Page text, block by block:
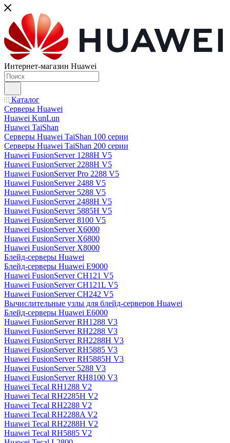
Интернет-магазин Huawei
Каталог
Серверы Huawei
Huawei KunLun
Huawei TaiShan
Серверы Huawei TaiShan 100 серии
Серверы Huawei TaiShan 200 серии
Huawei FusionServer 1288H V5
Huawei FusionServer 2288H V5
Huawei FusionServer Pro 2288 V5
Huawei FusionServer 2488 V5
Huawei FusionServer 5288 V5
Huawei FusionServer 2488H V5
Huawei FusionServer 5885H V5
Huawei FusionServer 8100 V5
Huawei FusionServer X6000
Huawei FusionServer X6800
Huawei FusionServer X8000
Блейд-серверы Huawei
Блейд-серверы Huawei E9000
Huawei FusionServer CH121 V5
Huawei FusionServer CH121L V5
Huawei FusionServer CH242 V5
Вычислительные узлы для блейд-серверов Huawei
Блейд-серверы Huawei E6000
Huawei FusionServer RH1288 V3
Huawei FusionServer RH2288 V3
Huawei FusionServer RH2288H V3
Huawei FusionServer RH5885 V3
Huawei FusionServer RH5885H V3
Huawei FusionServer 5288 V3
Huawei FusionServer RH8100 V3
Huawei Tecal RH1288 V2
Huawei Tecal RH2285H V2
Huawei Tecal RH2288 V2
Huawei Tecal RH2288A V2
Huawei Tecal RH2288H V2
Huawei Tecal RH5885 V2